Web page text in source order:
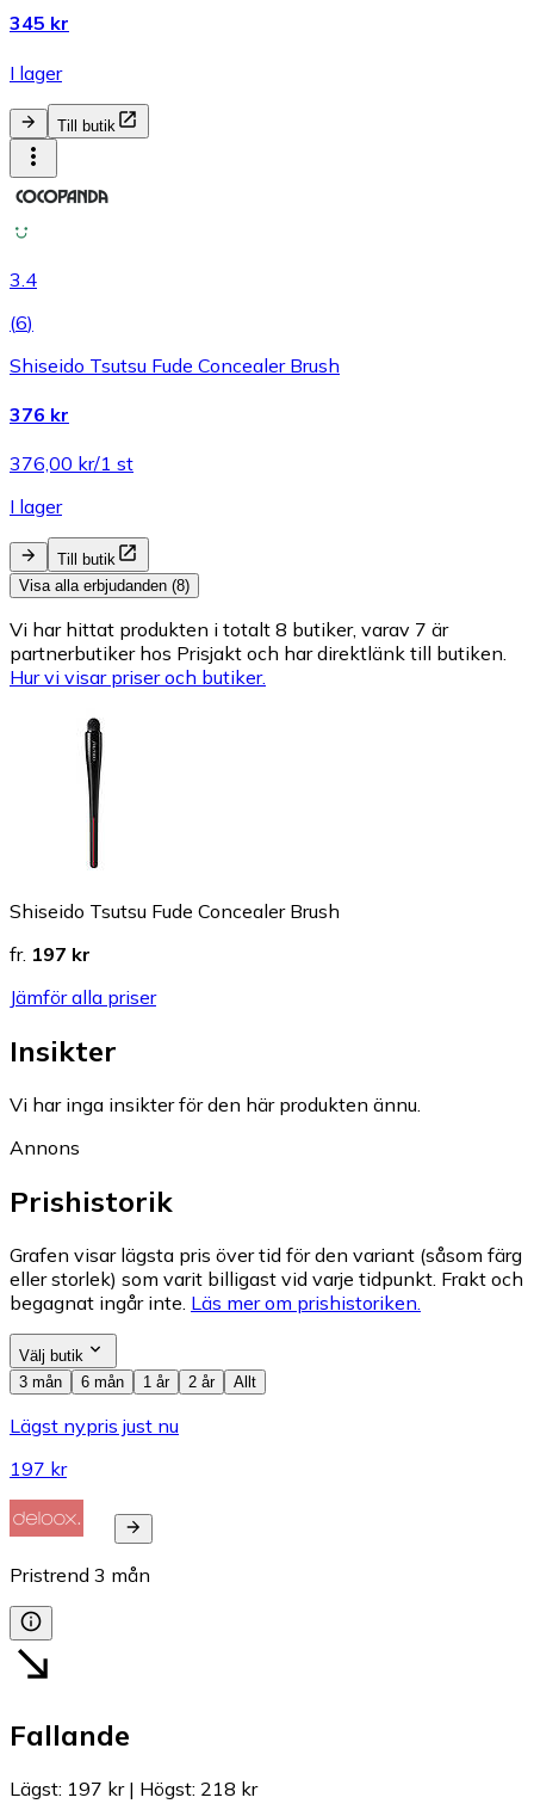
345 kr
I lager
Till butik
3.4
(6)
Shiseido Tsutsu Fude Concealer Brush
376 kr
376,00 kr/1 st
I lager
Till butik
Visa alla erbjudanden (8)
Vi har hittat produkten i totalt 8 butiker, varav 7 är
partnerbutiker hos Prisjakt och har direktlänk till butiken.
Hur vi visar priser och butiker.
Shiseido Tsutsu Fude Concealer Brush
fr. 197 kr
Jämför alla priser
Insikter
Vi har inga insikter för den här produkten ännu.
Annons
Prishistorik
Grafen visar lägsta pris över tid för den variant (såsom färg
eller storlek) som varit billigast vid varje tidpunkt. Frakt och
begagnat ingår inte. Läs mer om prishistoriken.
Välj butik
3 mån
6 mån 1 år 2 år Allt
Lägst nypris just nu
197 kr
Pristrend 3 mån
Fallande
Lägst: 197 kr| Högst: 218 kr